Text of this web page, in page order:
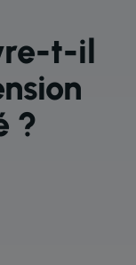
t-il
?